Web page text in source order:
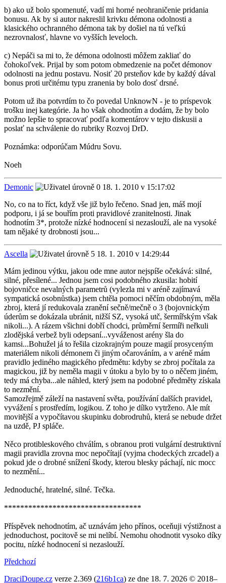
b) ako už bolo spomenuté, vadí mi horné neohraničenie pridania
bonusu. Ak by si autor nakreslil krivku démona odolnosti a
klasického ochranného démona tak by došiel na tú veľkú
nezrovnalosť, hlavne vo vyšších leveloch.
c) Nepáči sa mi to, že démona odolnosti môžem zakliať do
čohokoľvek. Prijal by som potom obmedzenie na počet démonov
odolnosti na jednu postavu. Nosiť 20 prsteňov kde by každý dával
bonus proti určitému typu zranenia by bolo dosť drsné.
Potom už iba potvrdím to čo povedal UnknowN - je to príspevok
trošku inej kategórie. Ja ho však ohodnotím a dodám, že by bolo
možno lepšie to spracovať podľa komentárov v tejto diskusii a
poslať na schválenie do rubriky Rozvoj DrD.
Poznámka: odporúčam Múdru Sovu.
Noeh
Demonic
18. 1. 2010 v 15:17:02
No, co na to říct, když vše již bylo řečeno. Snad jen, máš mojí
podporu, i já se bouřím proti pravidlové zranitelnosti. Jinak
hodnotím 3*, protože nízké hodnocení si nezaslouží, ale na vysoké
tam nějaké ty drobnosti jsou...
Ascella
18. 1. 2010 v 14:29:44
Mám jedinou výtku, jakou ode mne autor nejspíše očekává: silné,
silné, přesílené... Jednou jsem cosi podobného zkusila: hobití
bojovničce nevalných parametrů (vylezla mi v aréně zajímavá
sympatická osobnůstka) jsem chtěla pomoci něčím obdobným, měla
zbroj, která jí redukovala zranění sečně/mečně o 3 (bojovnickým
úderům se dokázala ubránit, nižší SZ, vysoká utč, šermířským však
nikoli...). A rázem všichni dobří chodci, průměrní šermíři neřkuli
zlodějská verbež byli odepsaní...vyváženost arény šla do
kamsi...Bohužel já to řešila cizokrajným pouze magií prosyceným
materiálem nikoli démonem či jiným očarováním, a v aréně mám
pravidlo jediného magického předmětu: kdyby se zbroj počítala za
magickou, již by neměla magii v útoku a bylo by to o něčem jiném,
tedy má chyba...ale náhled, který jsem na podobné předměty získala
to nezmění.
Samozřejmě záleží na nastavení světa, používání dalších pravidel,
vyvážení s prostředím, logikou. Z toho je dílko vytrženo. Ale mít
movitější a vypočítavou skupinku dobrodruhů, která se nebude držet
na uzdě, PJ spláče.
Něco protibleskového chválím, s obranou proti vulgární destruktivní
magii pravidla zrovna moc nepočítají (vyjma chodeckých zrcadel) a
pokud jde o drobné snížení škody, kterou blesky páchají, nic mocc
to nezmění...
Jednoduché, hratelné, silné. Tečka.
**********************************
Příspěvek nehodnotím, ač uznávám jeho přínos, oceňuji výstižnost a
jednoduchost, pocitově se mi nelíbí. Nemohu ohodnotit vysoko díky
pocitu, nízké hodnocení si nezaslouží.
Předchozí
DraciDoupe.cz verze 2.369 (216b1ca) ze dne 18. 7. 2026 © 2018–